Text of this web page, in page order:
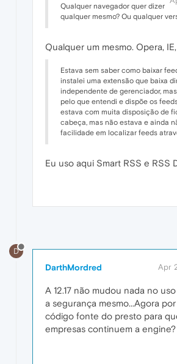
Qualquer navegador quer dizer
qualquer mesmo? Ou qualquer
Qualquer um mesmo. Opera,
Estava sem saber como baixar
instalei uma extensão que baixa
independente de gerenciador,
pelo que entendi e dispõe os
estava com muita disposição de
cabeça, mas não estava e ainda
facilidade em localizar feeds
Eu uso aqui Smart RSS e RSS
D
DarthMordred Apr
A 12.17 não mudou nada no
a segurança mesmo...Agora
código fonte do presto para
empresas continuem a engine?